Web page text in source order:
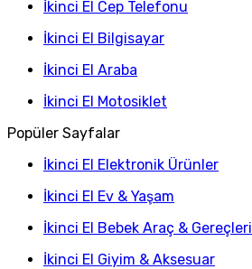
İkinci El Cep Telefonu
İkinci El Bilgisayar
İkinci El Araba
İkinci El Motosiklet
Popüler Sayfalar
İkinci El Elektronik Ürünler
İkinci El Ev & Yaşam
İkinci El Bebek Araç & Gereçleri
İkinci El Giyim & Aksesuar